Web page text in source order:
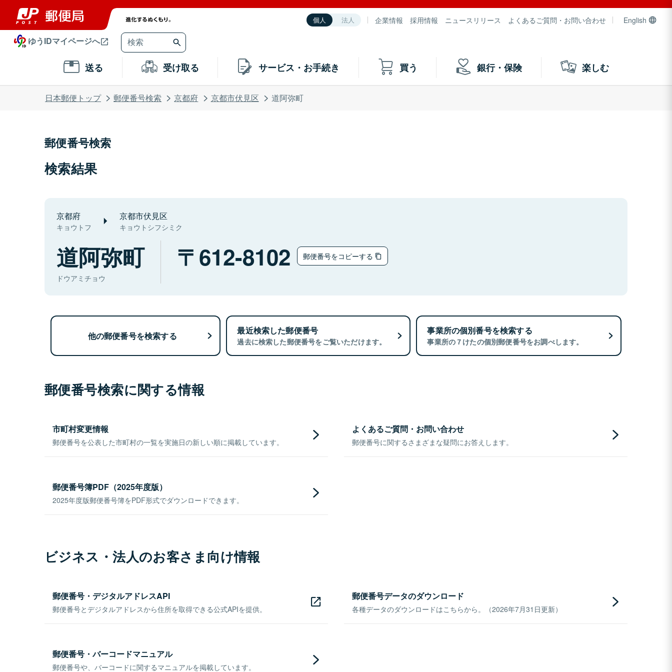
個人 法人 企業情報 採用情報 ニュースリリース よくあるご質問・お問い合わせ English
ゆうIDマイページへ
送る 受け取る サービス・お手続き 買う 銀行・保険 楽しむ
日本郵便トップ 郵便番号検索 京都府 京都市伏見区 道阿弥町
郵便番号検索
検索結果
京都府
キョウトフ
京都市伏見区
キョウトシフシミク
道阿弥町
ドウアミチョウ
612-8102 郵便番号をコピーする
他の郵便番号を検索する 最近検索した郵便番号
過去に検索した郵便番号をご覧いただけます。
事業所の個別番号を検索する
事業所の７けたの個別郵便番号をお調べします。
郵便番号検索に関する情報
市町村変更情報
郵便番号を公表した市町村の一覧を実施日の新しい順に掲載しています。
よくあるご質問・お問い合わせ
郵便番号に関するさまざまな疑問にお答えします。
郵便番号簿PDF（2025年度版）
2025年度版郵便番号簿をPDF形式でダウンロードできます。
ビジネス・法人のお客さま向け情報
郵便番号・デジタルアドレスAPI
郵便番号とデジタルアドレスから住所を取得できる公式APIを提供。
郵便番号データのダウンロード
各種データのダウンロードはこちらから。（2026年7月31日更新）
郵便番号・バーコードマニュアル
郵便番号や、バーコードに関するマニュアルを掲載しています。